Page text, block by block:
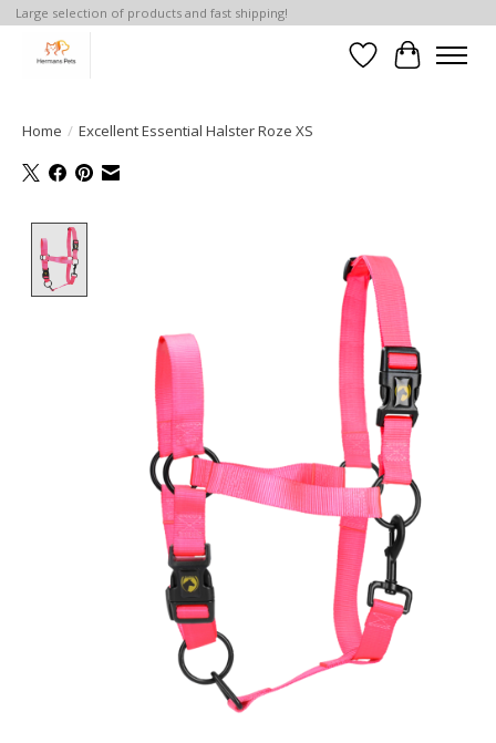
Large selection of products and fast shipping!
Verlanglijst
Home / Excellent Essential Halster Roze XS